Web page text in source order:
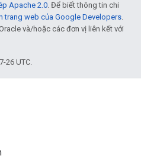
Apache 2.0. Để biết thông tin chi
trang web của Google Developers.
và/hoặc các đơn vị liên kết với
26 UTC.